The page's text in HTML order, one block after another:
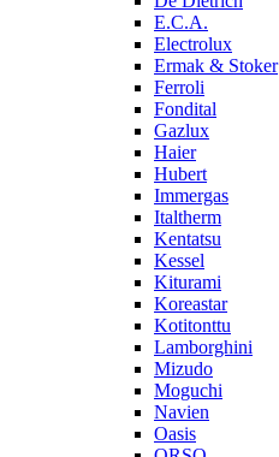
E.C.A.
Electrolux
Ermak & Stoker
Ferroli
Fondital
Gazlux
Haier
Hubert
Immergas
Italtherm
Kentatsu
Kessel
Kiturami
Koreastar
Kotitonttu
Lamborghini
Mizudo
Moguchi
Navien
Oasis